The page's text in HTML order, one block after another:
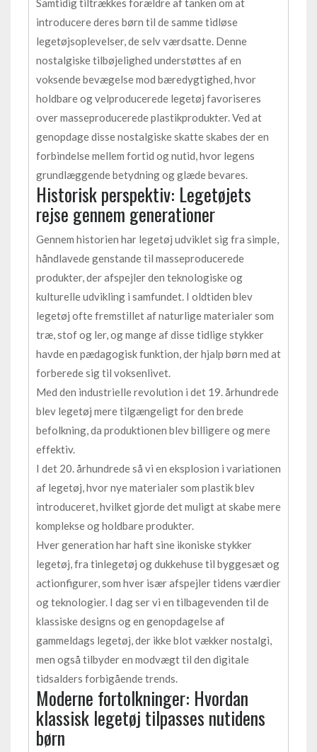
Samtidig tiltrækkes forældre af tanken om at
introducere deres børn til de samme tidløse
legetøjsoplevelser, de selv værdsatte. Denne
nostalgiske tilbøjelighed understøttes af en
voksende bevægelse mod bæredygtighed, hvor
holdbare og velproducerede legetøj favoriseres
over masseproducerede plastikprodukter. Ved at
genopdage disse nostalgiske skatte skabes der en
forbindelse mellem fortid og nutid, hvor legens
grundlæggende betydning og glæde bevares.
Historisk perspektiv: Legetøjets
rejse gennem generationer
Gennem historien har legetøj udviklet sig fra simple,
håndlavede genstande til masseproducerede
produkter, der afspejler den teknologiske og
kulturelle udvikling i samfundet. I oldtiden blev
legetøj ofte fremstillet af naturlige materialer som
træ, stof og ler, og mange af disse tidlige stykker
havde en pædagogisk funktion, der hjalp børn med at
forberede sig til voksenlivet.
Med den industrielle revolution i det 19. århundrede
blev legetøj mere tilgængeligt for den brede
befolkning, da produktionen blev billigere og mere
effektiv.
I det 20. århundrede så vi en eksplosion i variationen
af legetøj, hvor nye materialer som plastik blev
introduceret, hvilket gjorde det muligt at skabe mere
komplekse og holdbare produkter.
Hver generation har haft sine ikoniske stykker
legetøj, fra tinlegetøj og dukkehuse til byggesæt og
actionfigurer, som hver især afspejler tidens værdier
og teknologier. I dag ser vi en tilbagevenden til de
klassiske designs og en genopdagelse af
gammeldags legetøj, der ikke blot vækker nostalgi,
men også tilbyder en modvægt til den digitale
tidsalders forbigående trends.
Moderne fortolkninger: Hvordan
klassisk legetøj tilpasses nutidens
børn